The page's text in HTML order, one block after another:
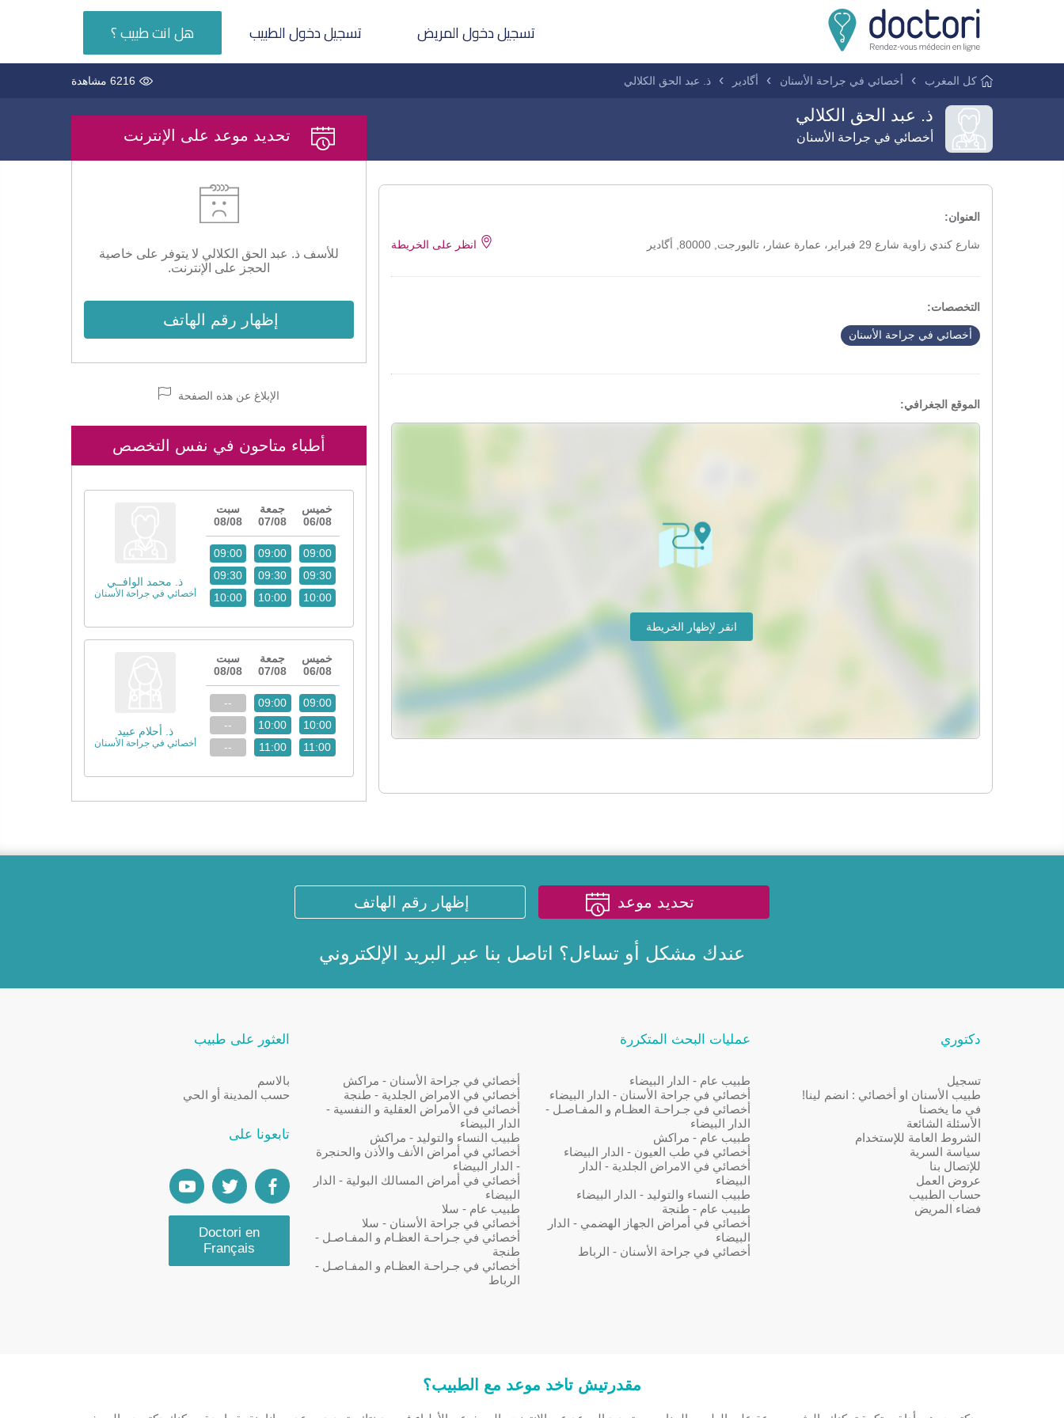
تسجيل دخول المريض تسجيل دخول الطبيب هل انت طبيب ؟
كل المغرب أخصائي في جراحة الأسنان أگادير ذ. عبد الحق الكلالي 6216 مشاهدة
ذ. عبد الحق الكلالي
أخصائي في جراحة الأسنان تحديد موعد على الإنترنت
للأسف ذ. عبد الحق الكلالي لا يتوفر على خاصية
الحجز على الإنترنت.
إظهار رقم الهاتف
الإبلاغ عن هذه الصفحة
أطباء متاحون في نفس التخصص
ذ. محمد الوافــي
أخصائي في جراحة الأسنان
خميس
06/08
جمعة
07/08
سبت
08/08
09:00
09:30
10:00
09:00
09:30
10:00
09:00
09:30
10:00
ذ. أحلام عبيد
أخصائي في جراحة الأسنان
خميس
06/08
جمعة
07/08
سبت
08/08
09:00
10:00
11:00
09:00
10:00
11:00
--
--
--
العنوان:
شارع كندي زاوية شارع 29 فبراير، عمارة عشار، تالبورجت, 80000, أگادير انظر على الخريطة
التخصصات:
أخصائي في جراحة الأسنان
الموقع الجغرافي:
تحديد موعد إظهار رقم الهاتف
عندك مشكل أو تساءل؟ اتاصل بنا عبر البريد الإلكتروني
دكتوري
تسجيل
طبيب الأسنان او أخصائي : انضم لينا!
في ما يخصنا
الأسئلة الشائعة
الشروط العامة للإستخدام
سياسة السرية
للإتصال بنا
عروض العمل
حساب الطبيب
فضاء المريض
عمليات البحث المتكررة
طبيب عام - الدار البيضاء
أخصائي في جراحة الأسنان - الدار البيضاء
أخصائي في جـراحـة العظـام و المفـاصـل -
الدار البيضاء
طبيب عام - مراكش
أخصائي في طب العيون - الدار البيضاء
أخصائي في الامراض الجلدية - الدار
البيضاء
طبيب النساء والتوليد - الدار البيضاء
طبيب عام - طنجة
أخصائي في أمراض الجهاز الهضمي - الدار
البيضاء
أخصائي في جراحة الأسنان - الرباط
أخصائي في جراحة الأسنان - مراكش
أخصائي في الامراض الجلدية - طنجة
أخصائي في الأمراض العقلية و النفسية -
الدار البيضاء
طبيب النساء والتوليد - مراكش
أخصائي في أمراض الأنف والأذن والحنجرة
- الدار البيضاء
أخصائي في أمراض المسالك البولية - الدار
البيضاء
طبيب عام - سلا
أخصائي في جراحة الأسنان - سلا
أخصائي في جـراحـة العظـام و المفـاصـل -
طنجة
أخصائي في جـراحـة العظـام و المفـاصـل -
الرباط
العثور على طبيب
بالاسم
حسب المدينة أو الحي
تابعونا على
Doctori en
Français
مقدرتيش تاخد موعد مع الطبيب؟